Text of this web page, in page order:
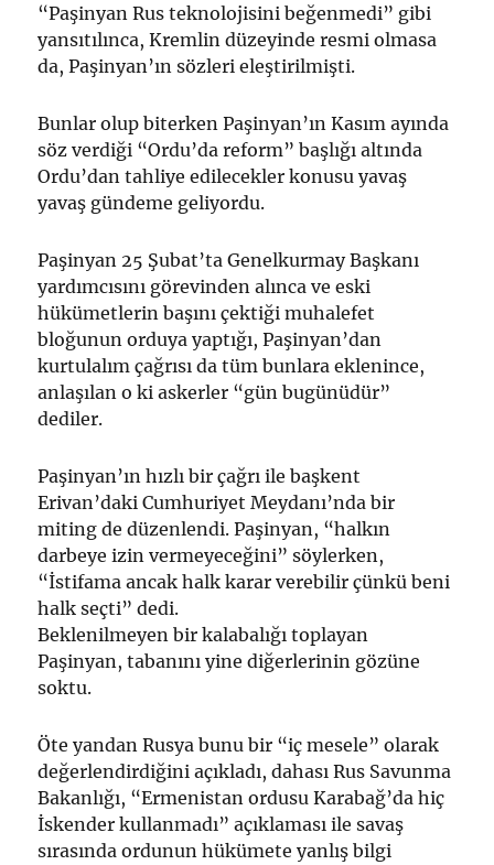
“Paşinyan Rus teknolojisini beğenmedi” gibi
yansıtılınca, Kremlin düzeyinde resmi olmasa
da, Paşinyan’ın sözleri eleştirilmişti.
Bunlar olup biterken Paşinyan’ın Kasım ayında
söz verdiği “Ordu’da reform” başlığı altında
Ordu’dan tahliye edilecekler konusu yavaş
yavaş gündeme geliyordu.
Paşinyan 25 Şubat’ta Genelkurmay Başkanı
yardımcısını görevinden alınca ve eski
hükümetlerin başını çektiği muhalefet
bloğunun orduya yaptığı, Paşinyan’dan
kurtulalım çağrısı da tüm bunlara eklenince,
anlaşılan o ki askerler “gün bugünüdür”
dediler.
Paşinyan’ın hızlı bir çağrı ile başkent
Erivan’daki Cumhuriyet Meydanı’nda bir
miting de düzenlendi. Paşinyan, “halkın
darbeye izin vermeyeceğini” söylerken,
“İstifama ancak halk karar verebilir çünkü beni
halk seçti” dedi.
Beklenilmeyen bir kalabalığı toplayan
Paşinyan, tabanını yine diğerlerinin gözüne
soktu.
Öte yandan Rusya bunu bir “iç mesele” olarak
değerlendirdiğini açıkladı, dahası Rus Savunma
Bakanlığı, “Ermenistan ordusu Karabağ’da hiç
İskender kullanmadı” açıklaması ile savaş
sırasında ordunun hükümete yanlış bilgi